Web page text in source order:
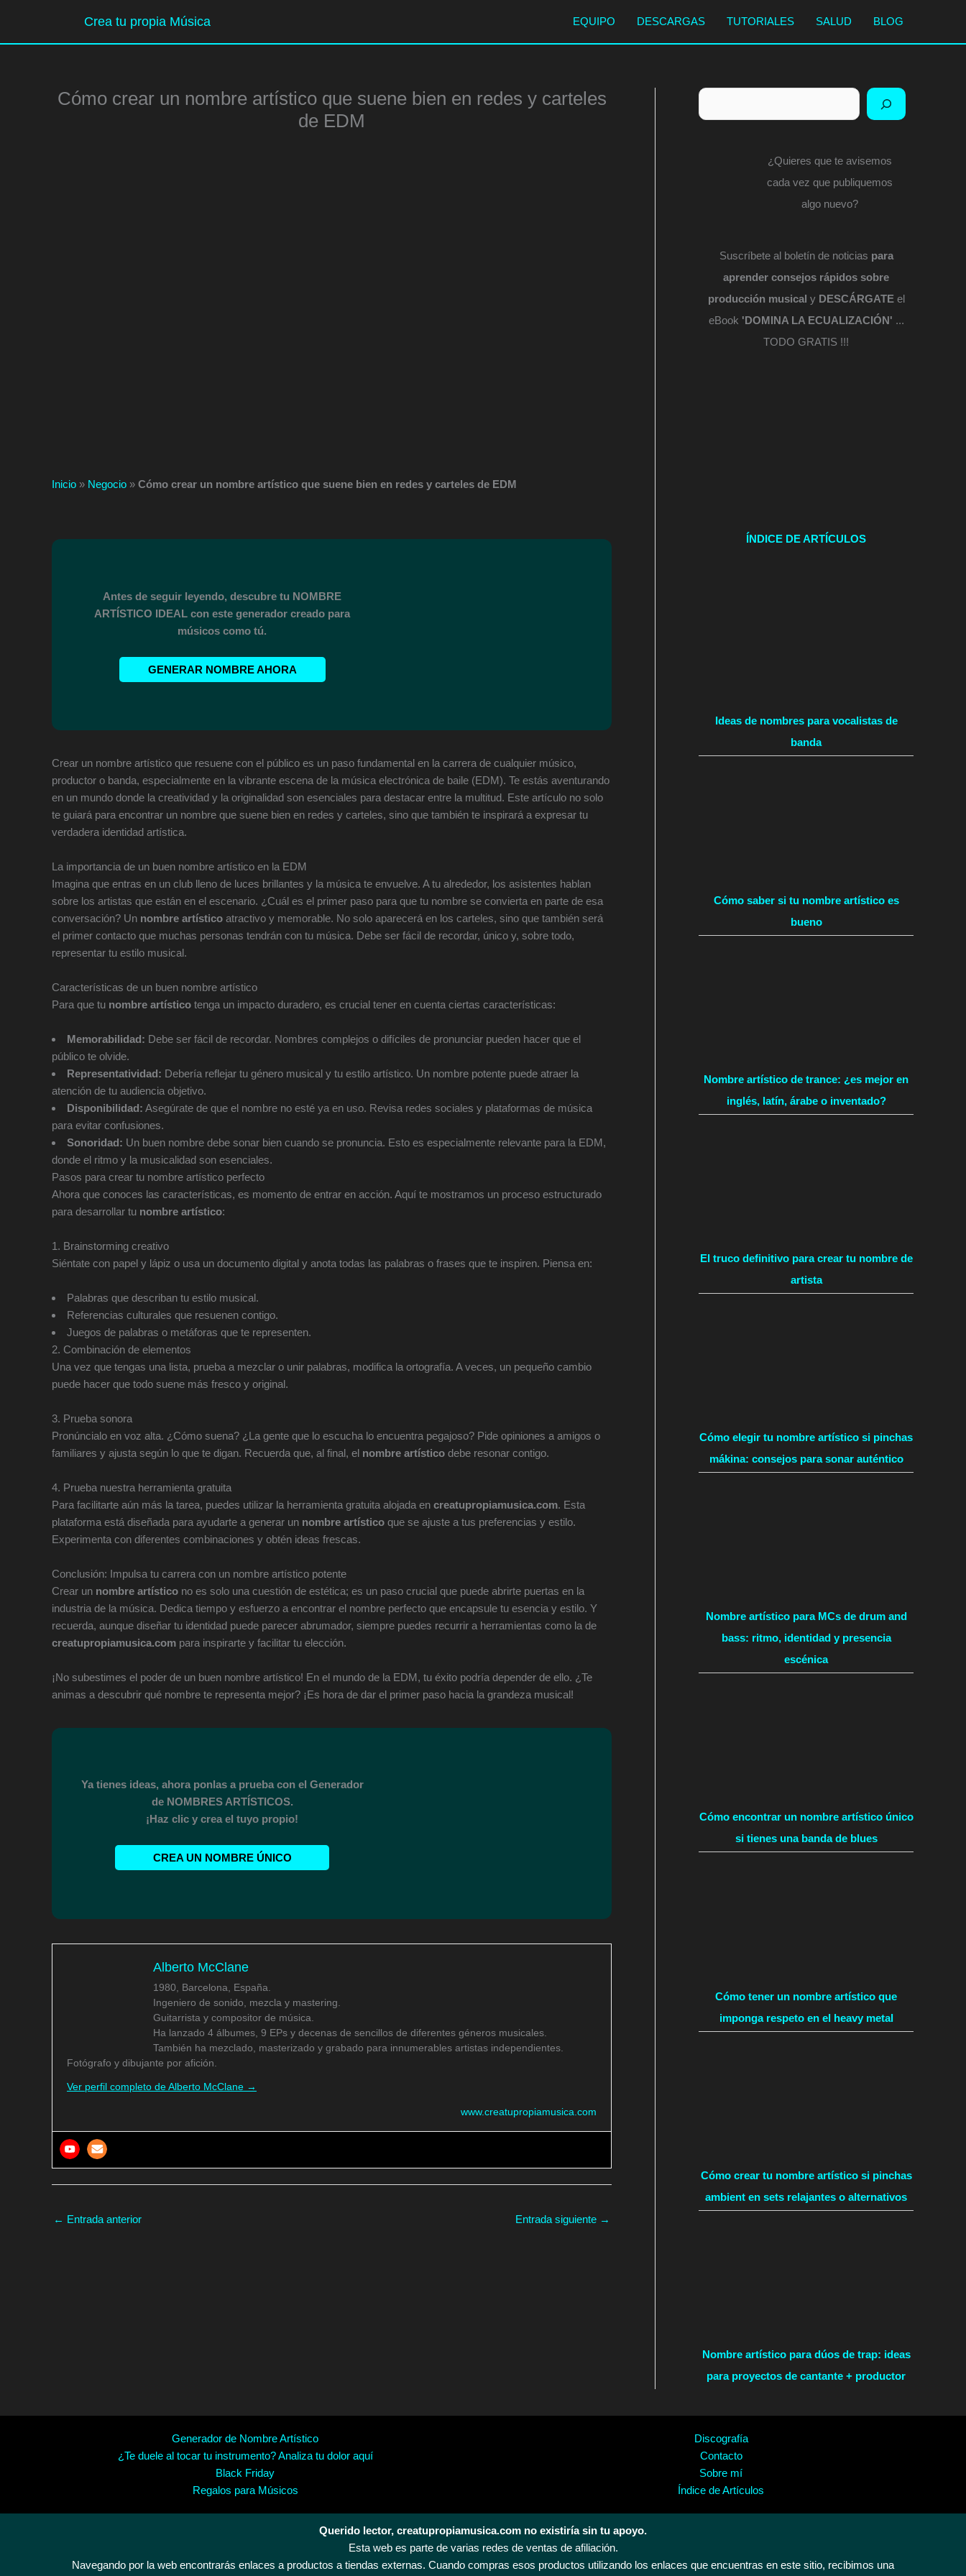
contenido
Crea tu propia Música EQUIPO DESCARGAS TUTORIALES SALUD BLOG
Cómo crear un nombre artístico que suene bien en redes y carteles
de EDM
Inicio » Negocio » Cómo crear un nombre artístico que suene bien en redes y carteles de EDM
Antes de seguir leyendo, descubre tu NOMBRE
ARTÍSTICO IDEAL con este generador creado para
músicos como tú.
GENERAR NOMBRE AHORA
Crear un nombre artístico que resuene con el público es un paso fundamental en la carrera de cualquier músico,
productor o banda, especialmente en la vibrante escena de la música electrónica de baile (EDM). Te estás aventurando
en un mundo donde la creatividad y la originalidad son esenciales para destacar entre la multitud. Este artículo no solo
te guiará para encontrar un nombre que suene bien en redes y carteles, sino que también te inspirará a expresar tu
verdadera identidad artística.
La importancia de un buen nombre artístico en la EDM
Imagina que entras en un club lleno de luces brillantes y la música te envuelve. A tu alrededor, los asistentes hablan
sobre los artistas que están en el escenario. ¿Cuál es el primer paso para que tu nombre se convierta en parte de esa
conversación? Un nombre artístico atractivo y memorable. No solo aparecerá en los carteles, sino que también será
el primer contacto que muchas personas tendrán con tu música. Debe ser fácil de recordar, único y, sobre todo,
representar tu estilo musical.
Características de un buen nombre artístico
Para que tu nombre artístico tenga un impacto duradero, es crucial tener en cuenta ciertas características:
Memorabilidad: Debe ser fácil de recordar. Nombres complejos o difíciles de pronunciar pueden hacer que el
público te olvide.
Representatividad: Debería reflejar tu género musical y tu estilo artístico. Un nombre potente puede atraer la
atención de tu audiencia objetivo.
Disponibilidad: Asegúrate de que el nombre no esté ya en uso. Revisa redes sociales y plataformas de música
para evitar confusiones.
Sonoridad: Un buen nombre debe sonar bien cuando se pronuncia. Esto es especialmente relevante para la EDM,
donde el ritmo y la musicalidad son esenciales.
Pasos para crear tu nombre artístico perfecto
Ahora que conoces las características, es momento de entrar en acción. Aquí te mostramos un proceso estructurado
para desarrollar tu nombre artístico:
1. Brainstorming creativo
Siéntate con papel y lápiz o usa un documento digital y anota todas las palabras o frases que te inspiren. Piensa en:
Palabras que describan tu estilo musical.
Referencias culturales que resuenen contigo.
Juegos de palabras o metáforas que te representen.
2. Combinación de elementos
Una vez que tengas una lista, prueba a mezclar o unir palabras, modifica la ortografía. A veces, un pequeño cambio
puede hacer que todo suene más fresco y original.
3. Prueba sonora
Pronúncialo en voz alta. ¿Cómo suena? ¿La gente que lo escucha lo encuentra pegajoso? Pide opiniones a amigos o
familiares y ajusta según lo que te digan. Recuerda que, al final, el nombre artístico debe resonar contigo.
4. Prueba nuestra herramienta gratuita
Para facilitarte aún más la tarea, puedes utilizar la herramienta gratuita alojada en creatupropiamusica.com. Esta
plataforma está diseñada para ayudarte a generar un nombre artístico que se ajuste a tus preferencias y estilo.
Experimenta con diferentes combinaciones y obtén ideas frescas.
Conclusión: Impulsa tu carrera con un nombre artístico potente
Crear un nombre artístico no es solo una cuestión de estética; es un paso crucial que puede abrirte puertas en la
industria de la música. Dedica tiempo y esfuerzo a encontrar el nombre perfecto que encapsule tu esencia y estilo. Y
recuerda, aunque diseñar tu identidad puede parecer abrumador, siempre puedes recurrir a herramientas como la de
creatupropiamusica.com para inspirarte y facilitar tu elección.
¡No subestimes el poder de un buen nombre artístico! En el mundo de la EDM, tu éxito podría depender de ello. ¿Te
animas a descubrir qué nombre te representa mejor? ¡Es hora de dar el primer paso hacia la grandeza musical!
Ya tienes ideas, ahora ponlas a prueba con el Generador
de NOMBRES ARTÍSTICOS.
¡Haz clic y crea el tuyo propio!
CREA UN NOMBRE ÚNICO
Alberto McClane
1980, Barcelona, España.
Ingeniero de sonido, mezcla y mastering.
Guitarrista y compositor de música.
Ha lanzado 4 álbumes, 9 EPs y decenas de sencillos de diferentes géneros musicales.
También ha mezclado, masterizado y grabado para innumerables artistas independientes.
Fotógrafo y dibujante por afición.
Ver perfil completo de Alberto McClane →
www.creatupropiamusica.com
← Entrada anterior Entrada siguiente →
Buscar
¿Quieres que te avisemos
cada vez que publiquemos
algo nuevo?
Suscríbete al boletín de noticias para
aprender consejos rápidos sobre
producción musical y DESCÁRGATEel
eBook 'DOMINA LA ECUALIZACIÓN' ...
TODO GRATIS !!!
ÍNDICE DE ARTÍCULOS
Ideas de nombres para vocalistas de
banda
Cómo saber si tu nombre artístico es
bueno
Nombre artístico de trance: ¿es mejor en
inglés, latín, árabe o inventado?
El truco definitivo para crear tu nombre de
artista
Cómo elegir tu nombre artístico si pinchas
mákina: consejos para sonar auténtico
Nombre artístico para MCs de drum and
bass: ritmo, identidad y presencia
escénica
Cómo encontrar un nombre artístico único
si tienes una banda de blues
Cómo tener un nombre artístico que
imponga respeto en el heavy metal
Cómo crear tu nombre artístico si pinchas
ambient en sets relajantes o alternativos
Nombre artístico para dúos de trap: ideas
para proyectos de cantante + productor
Generador de Nombre Artístico
¿Te duele al tocar tu instrumento? Analiza tu dolor aquí
Black Friday
Regalos para Músicos
Discografía
Contacto
Sobre mí
Índice de Artículos
Querido lector, creatupropiamusica.com no existiría sin tu apoyo.
Esta web es parte de varias redes de ventas de afiliación.
Navegando por la web encontrarás enlaces a productos a tiendas externas. Cuando compras esos productos utilizando los enlaces que encuentras en este sitio, recibimos una